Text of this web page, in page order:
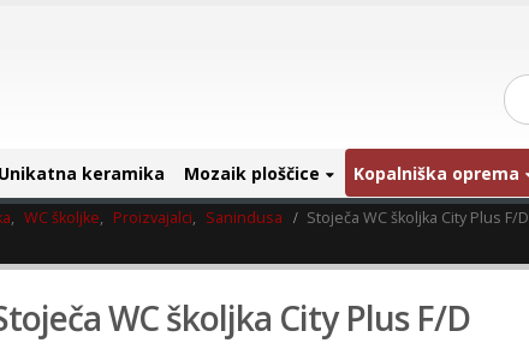
Unikatna keramika Mozaik ploščice Kopalniška oprema
, WC školjke, Proizvajalci, Sanindusa Stoječa WC školjka City Plus F/D
WC školjka City Plus F/D